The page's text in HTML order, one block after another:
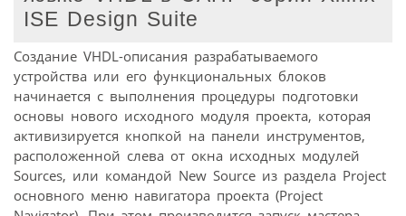
ISE Design Suite
Создание VHDL-описания разрабатываемого
устройства или его функциональных блоков
начинается с выполнения процедуры подготовки
основы нового исходного модуля проекта, которая
активизируется кнопкой на панели инструментов,
расположенной слева от окна исходных модулей
Sources, или командой New Source из раздела Project
основного меню навигатора проекта (Project